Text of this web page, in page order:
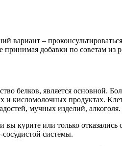
вариант –
принимая добавки по советам из
белков, является основной.
и кисломолочных продуктах.
мучных изделий, алкоголя.
вы курите или только отказались
системы.